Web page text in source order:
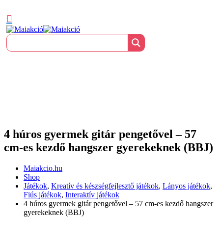
4 húros gyermek gitár pengetővel – 57
cm-es kezdő hangszer gyerekeknek (BBJ)
Maiakcio.hu
Shop
Játékok, Kreatív és készségfejlesztő játékok, Lányos játékok,
Fiús játékok, Interaktív játékok
4 húros gyermek gitár pengetővel – 57 cm-es kezdő hangszer
gyerekeknek (BBJ)